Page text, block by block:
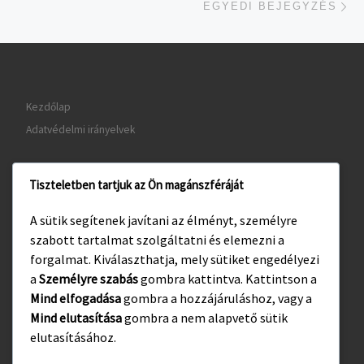
EGYEDI BEJEGYZÉS
Kezdőlap
Adatvédelmi irányelvek
www.visitgyula.com
www.gyulakult.hu
Facebook Instagram
Tiszteletben tartjuk az Ön magánszféráját
A sütik segítenek javítani az élményt, személyre
szabott tartalmat szolgáltatni és elemezni a
forgalmat. Kiválaszthatja, mely sütiket engedélyezi
a Személyre szabásgombra kattintva. Kattintson a
Mind elfogadásagombra a hozzájáruláshoz, vagy a
Mind elutasításagombra a nem alapvető sütik
elutasításához.